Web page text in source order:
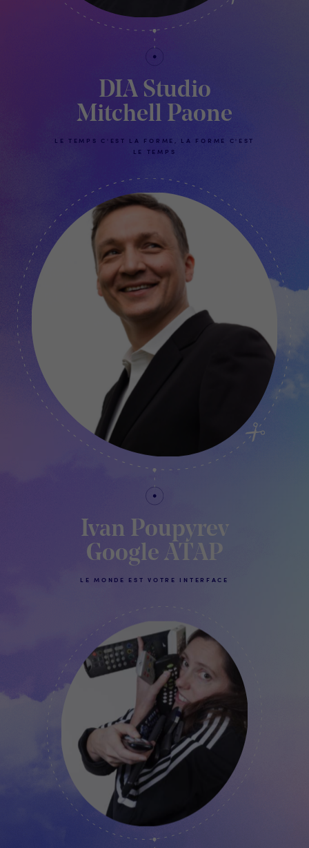
DIA Studio
Mitchell Paone
LE TEMPS C'EST LA FORME, LA FORME C'EST
LE TEMPS
Ivan Poupyrev
Google ATAP
LE MONDE EST VOTRE INTERFACE